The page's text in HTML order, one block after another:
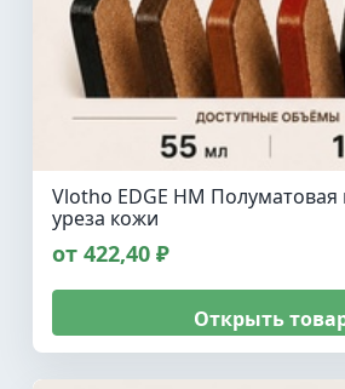
Vlotho EDGE HM Полуматовая
уреза кожи
от 422,40 ₽
Открыть